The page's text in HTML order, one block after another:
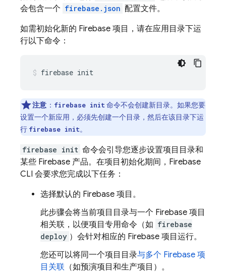
会包含一个 firebase.json 配置文件。
如需初始化新的 Firebase 项目，请在应用目录下运
行以下命令：
firebase init
注意 ： firebase init命令不会创建新目录。如果您要
设置一个新应用，必须先创建一个目录，然后在该目录下运
行 firebase init。
firebase init 命令会引导您逐步设置项目目录和
某些 Firebase 产品。在项目初始化期间， Firebase
CLI 会要求您完成以下任务：
选择默认的 Firebase 项目。
此步骤会将当前项目目录与一个 Firebase 项目
相关联，以便项目专用命令（如 firebase
deploy ）会针对相应的 Firebase 项目运行。
您还可以将同一个项目目录与多个 Firebase 项
目关联 （如预演项目和生产项目）。